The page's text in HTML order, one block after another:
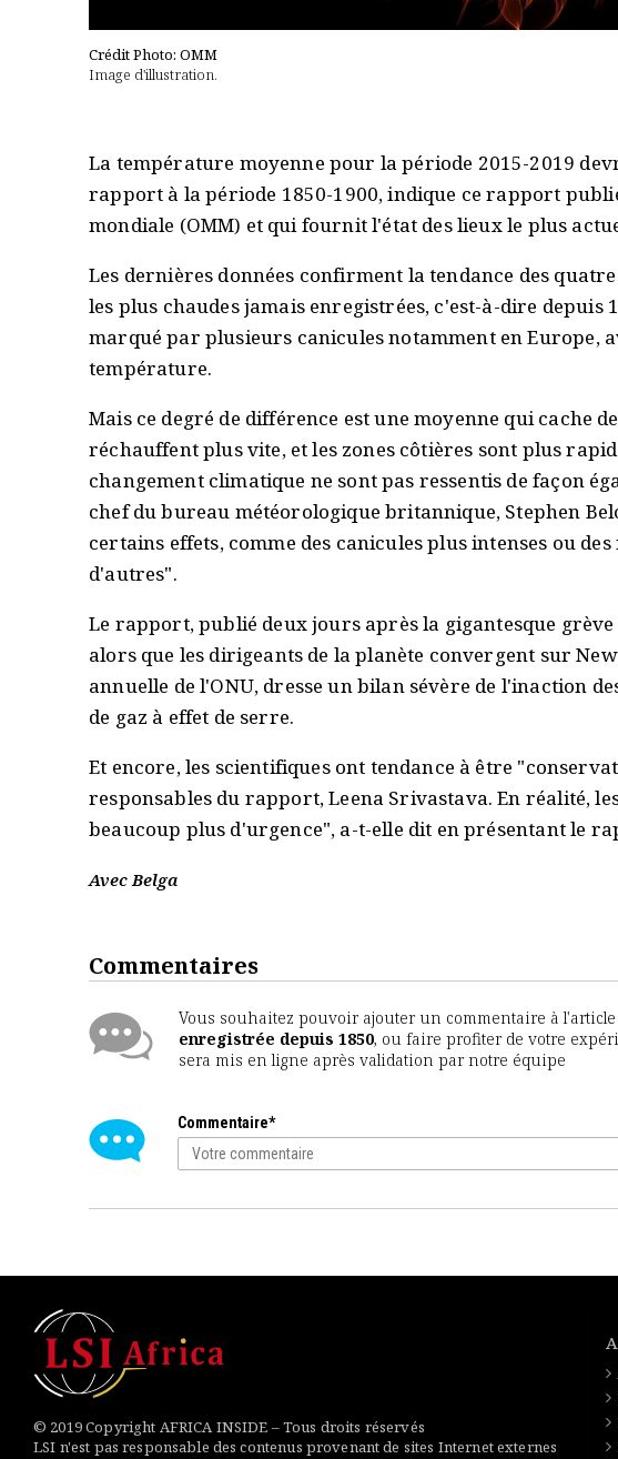
Crédit Photo: OMM
Image d'illustration.
La température moyenne pour la période 2015-2019
rapport à la période 1850-1900, indique ce rapport
mondiale (OMM) et qui fournit l'état des lieux le plus
Les dernières données confirment la tendance des
les plus chaudes jamais enregistrées, c'est-à-dire depuis
marqué par plusieurs canicules notamment en Europe,
température.
Mais ce degré de différence est une moyenne qui cache
réchauffent plus vite, et les zones côtières sont plus
changement climatique ne sont pas ressentis de façon
chef du bureau météorologique britannique, Stephen
certains effets, comme des canicules plus intenses ou
d'autres".
Le rapport, publié deux jours après la gigantesque
alors que les dirigeants de la planète convergent sur
annuelle de l'ONU, dresse un bilan sévère de l'inaction
de gaz à effet de serre.
Et encore, les scientifiques ont tendance à être
responsables du rapport, Leena Srivastava. En réalité,
beaucoup plus d'urgence", a-t-elle dit en présentant le
Avec Belga
Commentaires
Vous souhaitez pouvoir ajouter un commentaire à l'article
enregistrée depuis 1850, ou faire profiter de votre
sera mis en ligne après validation par notre équipe
Commentaire*
© 2019 Copyright AFRICA INSIDE – Tous droits réservés
LSI n'est pas responsable des contenus provenant de sites Internet externes